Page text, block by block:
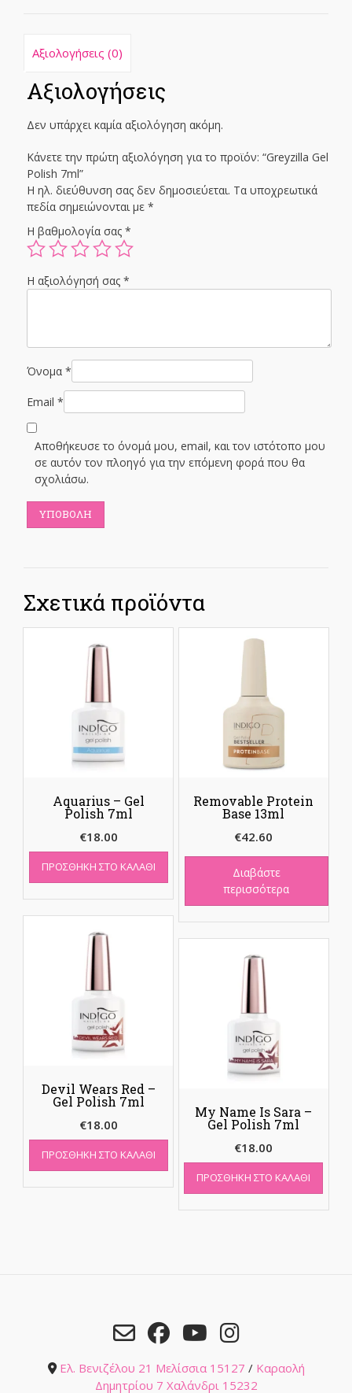
Αξιολογήσεις (0)
Αξιολογήσεις
Δεν υπάρχει καμία αξιολόγηση ακόμη.
Κάνετε την πρώτη αξιολόγηση για το προϊόν: “Greyzilla Gel
Polish 7ml”
Η ηλ. διεύθυνση σας δεν δημοσιεύεται. Τα υποχρεωτικά
πεδία σημειώνονται με *
Η βαθμολογία σας *
Η αξιολόγησή σας *
Όνομα *
Email *
Αποθήκευσε το όνομά μου, email, και τον ιστότοπο μου
σε αυτόν τον πλοηγό για την επόμενη φορά που θα
σχολιάσω.
Σχετικά προϊόντα
Aquarius – Gel
Polish 7ml
€18.00
ΠΡΟΣΘΉΚΗ ΣΤΟ ΚΑΛΆΘΙ
Removable Protein
Base 13ml
€42.60
Διαβάστε
περισσότερα
Devil Wears Red –
Gel Polish 7ml
€18.00
ΠΡΟΣΘΉΚΗ ΣΤΟ ΚΑΛΆΘΙ
My Name Is Sara –
Gel Polish 7ml
€18.00
ΠΡΟΣΘΉΚΗ ΣΤΟ ΚΑΛΆΘΙ
Ελ. Βενιζέλου 21 Μελίσσια 15127 / Καραολή
Δημητρίου 7 Χαλάνδρι 15232